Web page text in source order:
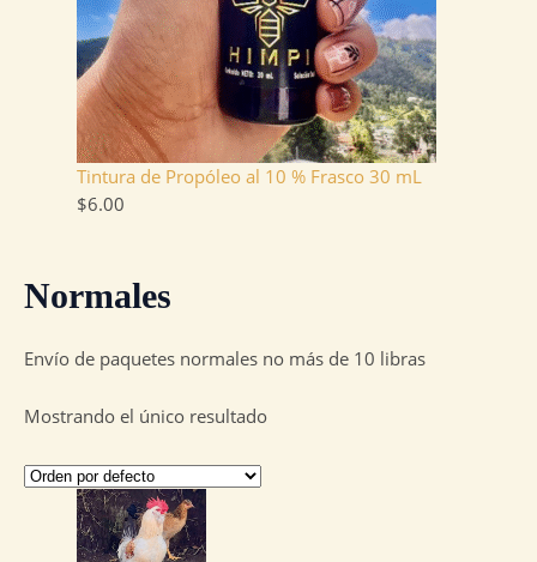
Tintura de Propóleo al 10 % Frasco 30 mL
$6.00
Normales
Envío de paquetes normales no más de 10 libras
Mostrando el único resultado